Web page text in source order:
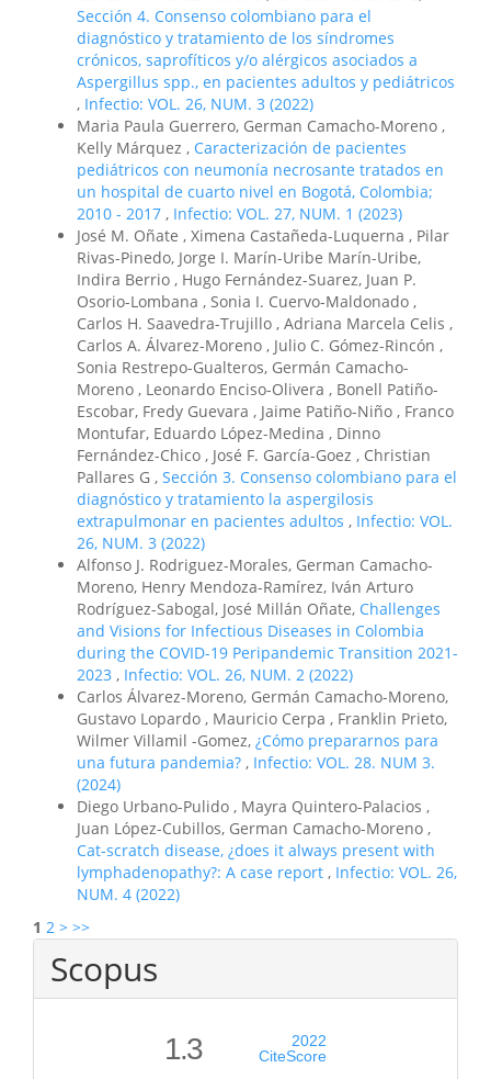
Sección 4. Consenso colombiano para el
diagnóstico y tratamiento de los síndromes
crónicos, saprofíticos y/o alérgicos asociados a
Aspergillus spp., en pacientes adultos y pediátricos
, Infectio: VOL. 26, NUM. 3 (2022)
Maria Paula Guerrero, German Camacho-Moreno ,
Kelly Márquez , Caracterización de pacientes
pediátricos con neumonía necrosante tratados en
un hospital de cuarto nivel en Bogotá, Colombia;
2010 - 2017 , Infectio: VOL. 27, NUM. 1 (2023)
José M. Oñate , Ximena Castañeda-Luquerna , Pilar
Rivas-Pinedo, Jorge I. Marín-Uribe Marín-Uribe,
Indira Berrio , Hugo Fernández-Suarez, Juan P.
Osorio-Lombana , Sonia I. Cuervo-Maldonado ,
Carlos H. Saavedra-Trujillo , Adriana Marcela Celis ,
Carlos A. Álvarez-Moreno , Julio C. Gómez-Rincón ,
Sonia Restrepo-Gualteros, Germán Camacho-
Moreno , Leonardo Enciso-Olivera , Bonell Patiño-
Escobar, Fredy Guevara , Jaime Patiño-Niño , Franco
Montufar, Eduardo López-Medina , Dinno
Fernández-Chico , José F. García-Goez , Christian
Pallares G , Sección 3. Consenso colombiano para el
diagnóstico y tratamiento la aspergilosis
extrapulmonar en pacientes adultos , Infectio: VOL.
26, NUM. 3 (2022)
Alfonso J. Rodriguez-Morales, German Camacho-
Moreno, Henry Mendoza-Ramírez, Iván Arturo
Rodríguez-Sabogal, José Millán Oñate, Challenges
and Visions for Infectious Diseases in Colombia
during the COVID-19 Peripandemic Transition 2021-
2023 , Infectio: VOL. 26, NUM. 2 (2022)
Carlos Álvarez-Moreno, Germán Camacho-Moreno,
Gustavo Lopardo , Mauricio Cerpa , Franklin Prieto,
Wilmer Villamil -Gomez, ¿Cómo prepararnos para
una futura pandemia? , Infectio: VOL. 28. NUM 3.
(2024)
Diego Urbano-Pulido , Mayra Quintero-Palacios ,
Juan López-Cubillos, German Camacho-Moreno ,
Cat-scratch disease, ¿does it always present with
lymphadenopathy?: A case report , Infectio: VOL. 26,
NUM. 4 (2022)
1 2 > >>
Scopus
1.3
2022
CiteScore